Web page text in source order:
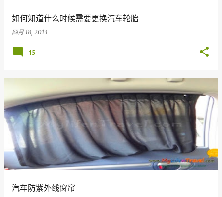
如何知道什么时候需要更换汽车轮胎
四月 18, 2013
15
汽车防紫外线窗帘